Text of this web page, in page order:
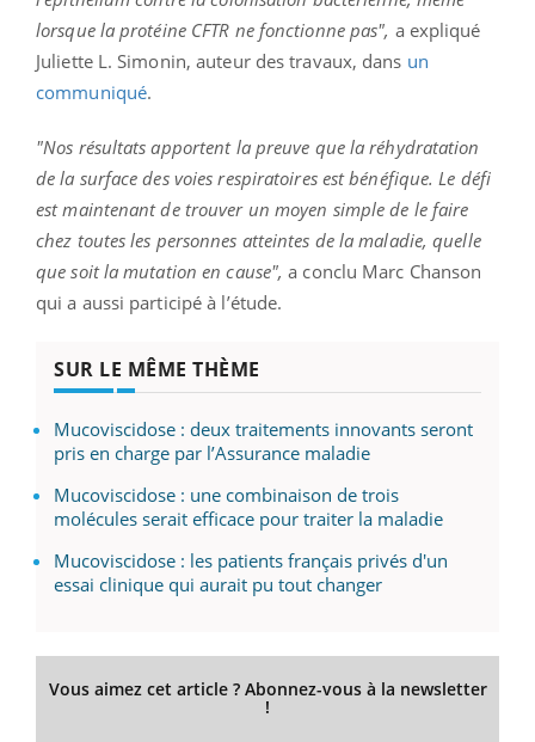
lorsque la protéine CFTR ne fonctionne pas", a expliqué
Juliette L. Simonin, auteur des travaux, dans un
communiqué.
"Nos résultats apportent la preuve que la réhydratation
de la surface des voies respiratoires est bénéfique. Le défi
est maintenant de trouver un moyen simple de le faire
chez toutes les personnes atteintes de la maladie, quelle
que soit la mutation en cause", a conclu Marc Chanson
qui a aussi participé à l’étude.
SUR LE MÊME THÈME
Mucoviscidose : deux traitements innovants seront
pris en charge par l’Assurance maladie
Mucoviscidose : une combinaison de trois
molécules serait efficace pour traiter la maladie
Mucoviscidose : les patients français privés d'un
essai clinique qui aurait pu tout changer
Vous aimez cet article ? Abonnez-vous à la newsletter
!